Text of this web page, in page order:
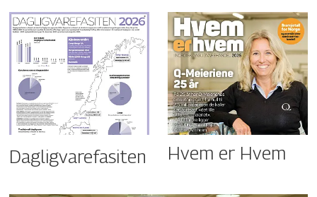
Dagligvarefasiten Hvem er Hvem